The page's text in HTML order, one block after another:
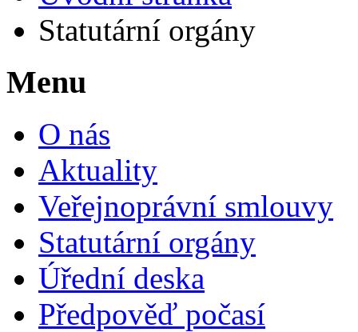
Statutární orgány
Menu
O nás
Aktuality
Veřejnoprávní smlouvy
Statutární orgány
Úřední deska
Předpověď počasí